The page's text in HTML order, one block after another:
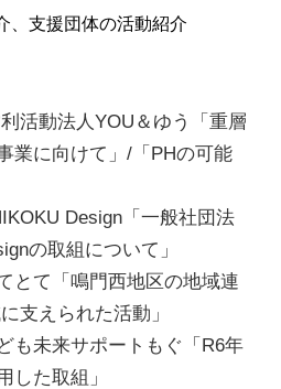
、支援団体の活動紹介
活動法人YOU＆ゆう「重層
業に向けて」/「PHの可能
Design「一般社団法
の取組について」
とて「鳴門西地区の地域連
支えられた活動」
も未来サポートもぐ「R6年
した取組」